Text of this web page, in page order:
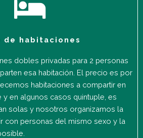
de habitaciones
dobles privadas para 2 personas
esa habitación. El precio es por
habitaciones a compartir en
y en algunos casos quintuple, es
solas y nosotros organizamos la
con personas del mismo sexo y la